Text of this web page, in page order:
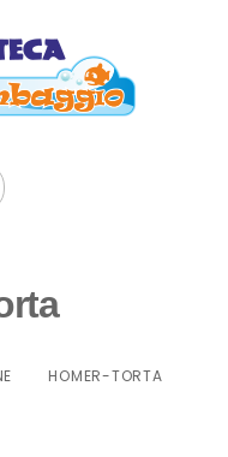
HOMER-TORTA